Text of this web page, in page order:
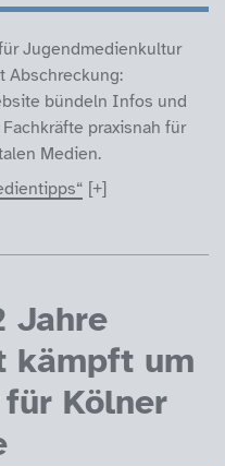
Jugendmedienkultur
Abschreckung:
bündeln Infos und
praxisnah für
Medien.
Jahre
kämpft um
Kölner